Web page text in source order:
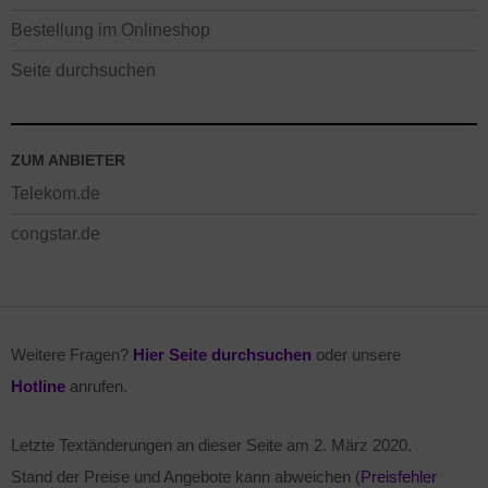
Bestellung im Onlineshop
Seite durchsuchen
ZUM ANBIETER
Telekom.de
congstar.de
Weitere Fragen? Hier Seite durchsuchen oder unsere
Hotline anrufen.
Letzte Textänderungen an dieser Seite am 2. März 2020.
Stand der Preise und Angebote kann abweichen (Preisfehler